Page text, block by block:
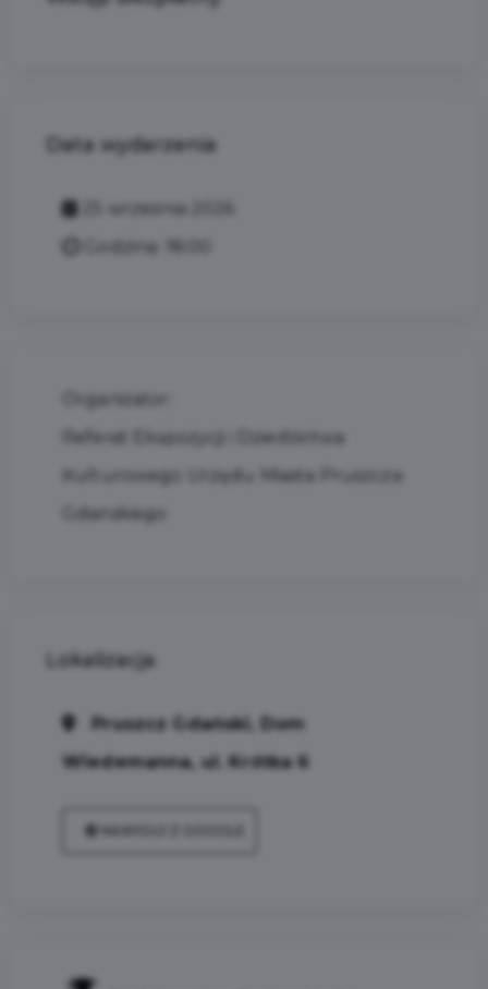
Data wydarzenia
25 września 2026
Godzina: 18:00
Organizator:
Referat Ekspozycji i Dziedzictwa
Kulturowego Urzędu Miasta Pruszcza
Gdańskiego
Lokalizacja
Pruszcz Gdański, Dom
Wiedemanna, ul. Krótka 6
NAWIGUJ Z GOOGLE